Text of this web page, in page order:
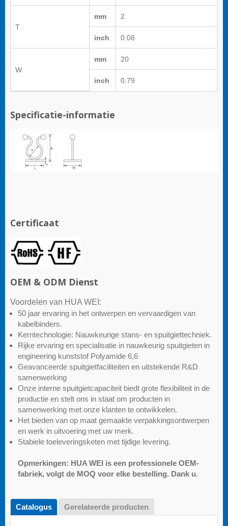
T
mm 2
inch 0.08
W
mm 20
inch 0.79
Specificatie-informatie
Certificaat
OEM & ODM Dienst
Voordelen van HUA WEI:
50 jaar ervaring in het ontwerpen en vervaardigen van
kabelbinders.
Kerntechnologie: Nauwkeurige stans- en spuitgiettechniek.
Rijke ervaring en specialisatie in nauwkeurig spuitgieten in
engineering kunststof Polyamide 6,6
Geavanceerde spuitgietfaciliteiten en uitstekende R&D
samenwerking
Onze interne spuitgietcapaciteit biedt grote flexibiliteit in de
productie en stelt ons in staat om producten in
samenwerking met onze klanten te ontwikkelen.
Het bieden van op maat gemaakte verpakkingsontwerpen
en werk in uitvoering met uw merk.
Stabiele toeleveringsketen met tijdige levering.
Opmerkingen: HUA WEI is een professionele OEM-
fabriek, volgt de MOQ voor elke bestelling. Dank u.
Catalogus Gerelateerde producten